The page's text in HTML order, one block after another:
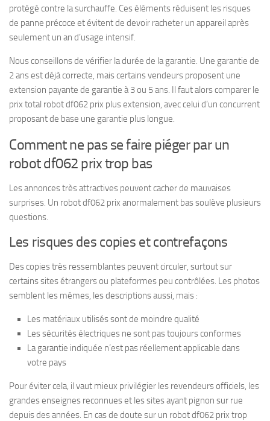
protégé contre la surchauffe. Ces éléments réduisent les risques
de panne précoce et évitent de devoir racheter un appareil après
seulement un an d’usage intensif.
Nous conseillons de vérifier la durée de la garantie. Une garantie de
2 ans est déjà correcte, mais certains vendeurs proposent une
extension payante de garantie à 3 ou 5 ans. Il faut alors comparer le
prix total robot df062 prix plus extension, avec celui d’un concurrent
proposant de base une garantie plus longue.
Comment ne pas se faire piéger par un
robot df062 prix trop bas
Les annonces très attractives peuvent cacher de mauvaises
surprises. Un robot df062 prix anormalement bas soulève plusieurs
questions.
Les risques des copies et contrefaçons
Des copies très ressemblantes peuvent circuler, surtout sur
certains sites étrangers ou plateformes peu contrôlées. Les photos
semblent les mêmes, les descriptions aussi, mais :
Les matériaux utilisés sont de moindre qualité
Les sécurités électriques ne sont pas toujours conformes
La garantie indiquée n’est pas réellement applicable dans
votre pays
Pour éviter cela, il vaut mieux privilégier les revendeurs officiels, les
grandes enseignes reconnues et les sites ayant pignon sur rue
depuis des années. En cas de doute sur un robot df062 prix trop